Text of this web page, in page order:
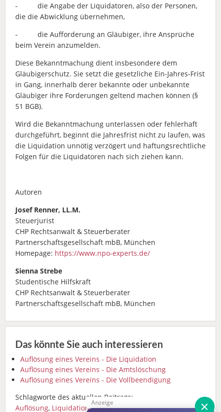
×
Anzeige
- die Angabe der Liquidatoren, also der Personen,
die die Abwicklung übernehmen,
- die Aufforderung an Gläubiger, ihre Ansprüche
beim Verein anzumelden.
Diese Bekanntmachung dient insbesondere dem
Gläubigerschutz. Sie setzt die gesetzliche Ein-Jahres-Frist
in Gang, innerhalb derer bekannte oder unbekannte
Gläubiger ihre Forderungen geltend machen können (§
51 BGB).
Wird die Bekanntmachung unterlassen oder fehlerhaft
durchgeführt, beginnt die Jahresfrist nicht zu laufen, was
die Liquidation unnötig verzögert und haftungsrechtliche
Folgen für die Liquidatoren nach sich ziehen kann.
Autoren
Josef Renner, LL.M.
Steuerjurist
CHP Rechtsanwalt & Steuerberater
Partnerschaftsgesellschaft mbB, München
Homepage: https://www.npo-experts.de/
Sienna Strebe
Studentische Hilfskraft
CHP Rechtsanwalt & Steuerberater
Partnerschaftsgesellschaft mbB, München
Das könnte Sie auch interessieren
Auflösung eines Vereins - Die Liquidation
Auflösung eines Vereins - Die Amtslöschung
Auflösung eines Vereins - Die Vollbeendigung
Schlagworte des aktuellen Beitrags:
Auflösung, Liquidation,Bekanntmachung,Ansprüche